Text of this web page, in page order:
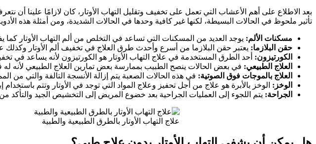
بعد الاطلاع على أهم الأعشاب التي تعمل على تخفيف وتقليل التهاب الأوتار، كان لازامًا علينا أن
تأثير ملحوظ في الحالات البسيطة، لكنها غير كافية وحدها في الحالات الشديدة، ومن أمثلة هذه
مسكنات الألم: يوجد العديد من المسكنات التي تساعد في التخلص من ألم التهاب الأوتار
حقن البلازما: يعتبر حقن البلازما من أسرع وأحدث طرق العلاج في تخفيف ألم الأوتار وكذلك
الكورتيزون: أحد الطرق المستخدمة في علاج التهاب الأوتار هو الكورتيزون لأنه يساعد في
العلاج الطبيعي: في بعض الحالات ينصح الطبيب بممارسة بعض تمارين العلاج الطبيعي
العلاج بالموجات فوق الصوتية: في هذه الحالات الصعبة يتم إزالة الأنسجة التالفة والتي من
الوخز: الوخز بالأبرة هو علاج من أجل تحفيز وعلاج المواد التي توجد في الأوتار وتتم
الجراحة: يتم اللجوء إلى العمليات الجراحية بعد خضوع المريض إلى التخشيص الجيد والتأكد
علاج التهاب الأوتار بالطرق الطبيعية والطبية